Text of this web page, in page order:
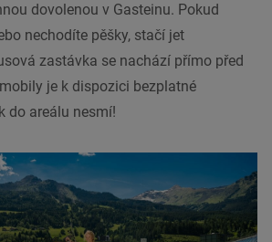
dovolenou v Gasteinu. Pokud
nechodíte pěšky, stačí jet
zastávka se nachází přímo před
je k dispozici bezplatné
do areálu nesmí!